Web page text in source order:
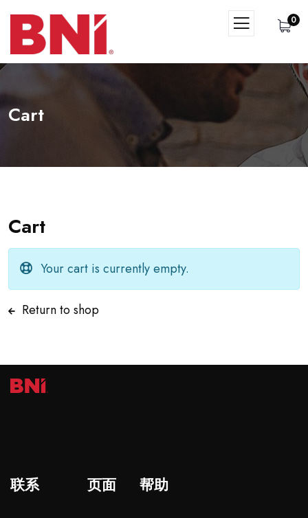
0
Cart
Cart
Your cart is currently empty.
Return to shop
联系 页面 帮助